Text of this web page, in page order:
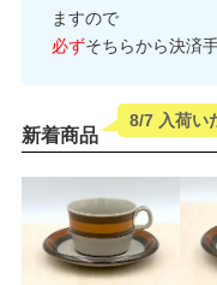
ますので
必ずそちらから決済
新着商品
8/7 入荷い